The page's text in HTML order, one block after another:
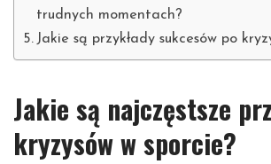
trudnych momentach?
Jakie są przykłady sukcesów po
Jakie są najczęstsze
kryzysów w sporcie?